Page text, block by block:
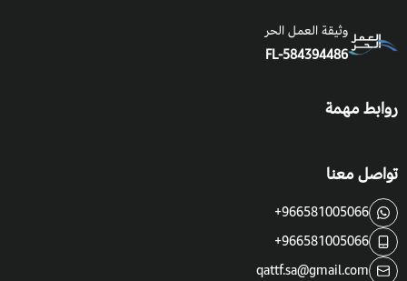
وثيقة العمل الحر
FL-584394486
روابط مهمة
تواصل معنا
+966581005066
+966581005066
qattf.sa@gmail.com